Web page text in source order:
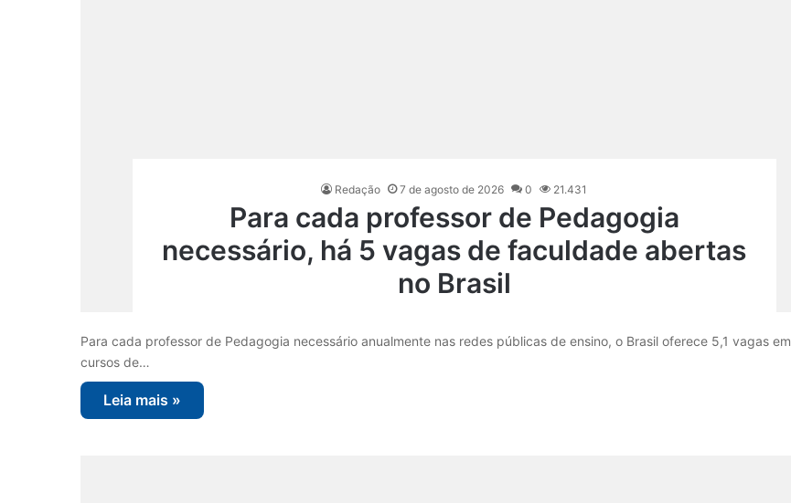
Redação 7 de agosto de 2026 0 21.431
Para cada professor de Pedagogia
necessário, há 5 vagas de faculdade abertas
no Brasil
Para cada professor de Pedagogia necessário anualmente nas redes públicas de ensino, o Brasil oferece 5,1 vagas em
cursos de…
Leia mais »